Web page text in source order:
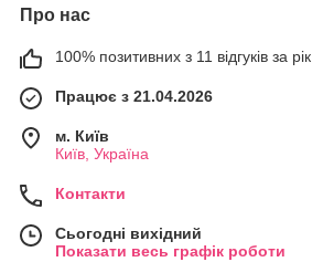
Про нас
100% позитивних з 11 відгуків за рік
Працює з 21.04.2026
м. Київ
Київ, Україна
Контакти
Сьогодні вихідний
Показати весь графік роботи